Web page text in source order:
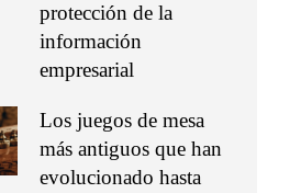
protección de la
información
empresarial
Los juegos de mesa
más antiguos que han
evolucionado hasta